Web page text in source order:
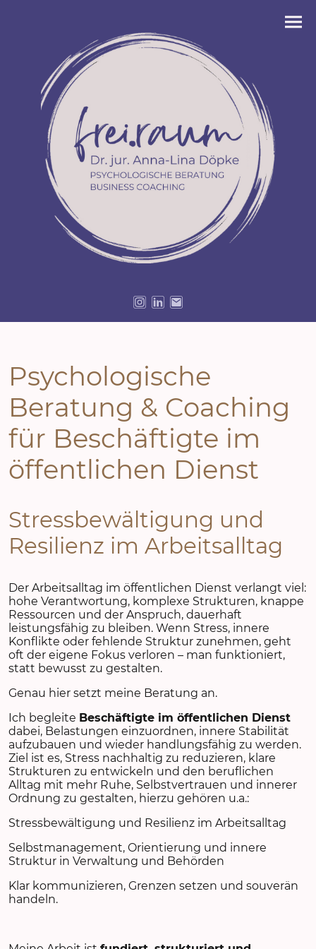
Psychologische
Beratung & Coaching
für Beschäftigte im
öffentlichen Dienst
Stressbewältigung und
Resilienz im Arbeitsalltag
Der Arbeitsalltag im öffentlichen Dienst verlangt viel:
hohe Verantwortung, komplexe Strukturen, knappe
Ressourcen und der Anspruch, dauerhaft
leistungsfähig zu bleiben. Wenn Stress, innere
Konflikte oder fehlende Struktur zunehmen, geht
oft der eigene Fokus verloren – man funktioniert,
statt bewusst zu gestalten.
Genau hier setzt meine Beratung an.
Ich begleite Beschäftigte im öffentlichen Dienst
dabei, Belastungen einzuordnen, innere Stabilität
aufzubauen und wieder handlungsfähig zu werden.
Ziel ist es, Stress nachhaltig zu reduzieren, klare
Strukturen zu entwickeln und den beruflichen
Alltag mit mehr Ruhe, Selbstvertrauen und innerer
Ordnung zu gestalten, hierzu gehören u.a.:
Stressbewältigung und Resilienz im Arbeitsalltag
Selbstmanagement, Orientierung und innere
Struktur in Verwaltung und Behörden
Klar kommunizieren, Grenzen setzen und souverän
handeln.